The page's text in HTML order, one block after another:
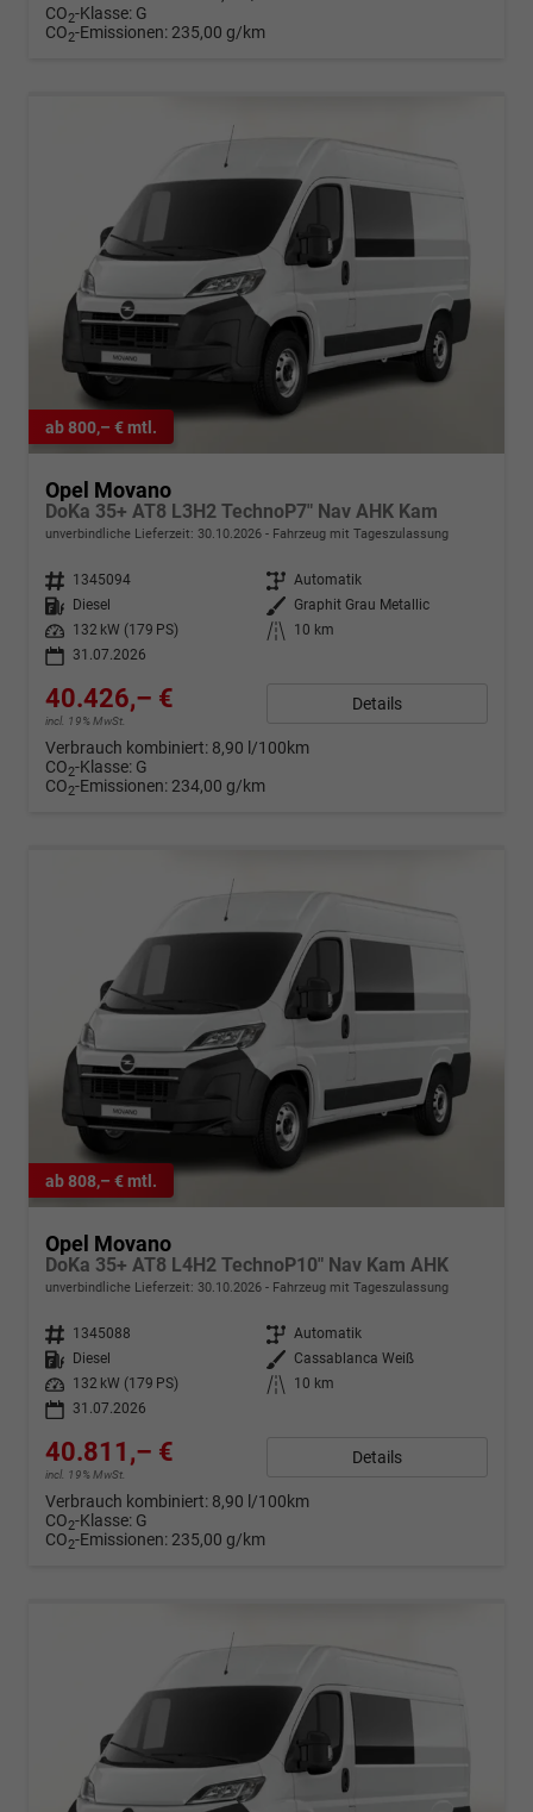
CO2-Klasse: G
CO2-Emissionen: 235,00 g/km
ab 800,– € mtl.
Opel Movano
DoKa 35+ AT8 L3H2 TechnoP7" Nav AHK Kam
unverbindliche Lieferzeit: 30.10.2026 Fahrzeug mit Tageszulassung
Fahrzeugnr. 1345094 Getriebe Automatik
Kraftstoff
Diesel Außenfarbe
Graphit Grau Metallic
Leistung
132 kW (179 PS) Kilometerstand
10 km
31.07.2026
40.426,– €
incl. 19% MwSt.
Details
Verbrauch kombiniert: 8,90 l/100km
CO2-Klasse: G
CO2-Emissionen: 234,00 g/km
ab 808,– € mtl.
Opel Movano
DoKa 35+ AT8 L4H2 TechnoP10" Nav Kam AHK
unverbindliche Lieferzeit: 30.10.2026 Fahrzeug mit Tageszulassung
Fahrzeugnr. 1345088 Getriebe Automatik
Kraftstoff
Diesel Außenfarbe Cassablanca Weiß
Leistung
132 kW (179 PS) Kilometerstand
10 km
31.07.2026
40.811,– €
incl. 19% MwSt.
Details
Verbrauch kombiniert: 8,90 l/100km
CO2-Klasse: G
CO2-Emissionen: 235,00 g/km